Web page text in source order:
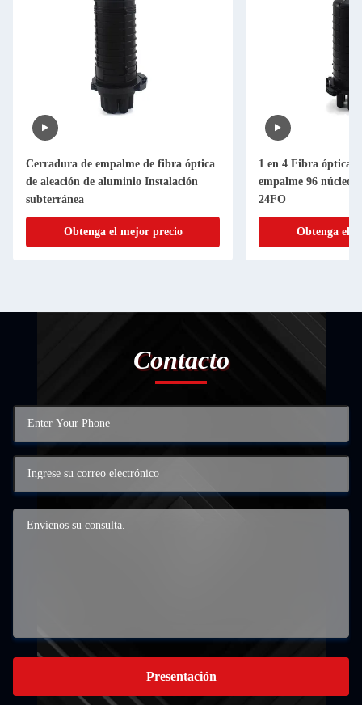
Cerradura de empalme de fibra óptica
de aleación de aluminio Instalación
subterránea
Obtenga el mejor precio
1 en 4 Fibra óptica
empalme 96
24FO
Obtenga el
Contacto
Presentación